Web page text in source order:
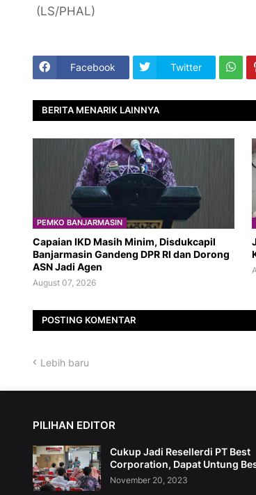
(LS/PHAL)
Facebook Twitter
BERITA MENARIK LAINNYA
PEMKO BANJARMASIN
Capaian IKD Masih Minim, Disdukcapil
Banjarmasin Gandeng DPR RI dan Dorong
ASN Jadi Agen
August 07, 2026
POSTING KOMENTAR
Lebih baru
PILIHAN EDITOR
Cukup Jadi Resellerdi PT Best
Corporation, Dapat Untung
November 20, 2023